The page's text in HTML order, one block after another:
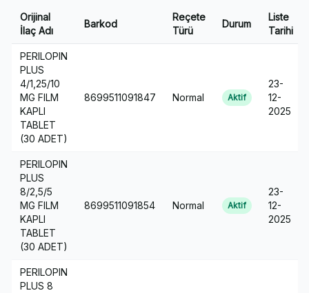
Orijinal
İlaç Adı
Barkod
Reçete
Türü
Durum
Liste
Tarihi
PERILOPIN
PLUS
4/1,25/10
MG FILM
KAPLI
TABLET
(30 ADET)
8699511091847 Normal Aktif
23-
12-
2025
PERILOPIN
PLUS
8/2,5/5
MG FILM
KAPLI
TABLET
(30 ADET)
8699511091854 Normal Aktif
23-
12-
2025
PERILOPIN
PLUS 8